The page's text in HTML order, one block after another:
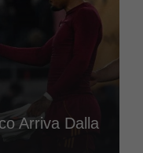
Arriva Dalla